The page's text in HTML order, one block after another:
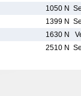
1050 N
1399 N
1630 N
2510 N